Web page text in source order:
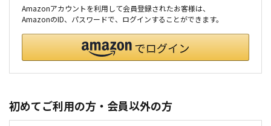
Amazonアカウントを利用して会員登録されたお客様は、
AmazonのID、パスワードで、ログインすることができます。
初めてご利用の方・会員以外の方